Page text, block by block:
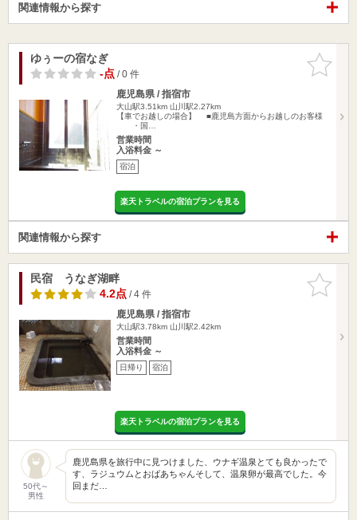
関連情報から探す
お気に入
りに追加
ゆぅーの宿なぎ
-点/ 0 件
鹿児島県 / 指宿市
大山駅3.51km 山川駅2.27km
【車でお越しの場合】 ■鹿児島方面からお越しのお客様
・国…
営業時間
入浴料金 ～
宿泊
楽天トラベルの宿泊プランを見る
関連情報から探す
お気に入
りに追加
民宿 うなぎ湖畔
4.2点/ 4 件
鹿児島県 / 指宿市
大山駅3.78km 山川駅2.42km
営業時間
入浴料金 ～
日帰り 宿泊
楽天トラベルの宿泊プランを見る
50代～
男性
鹿児島県を旅行中に見つけました、ウナギ温泉とても良かったで
す、ラジュウムとおばあちゃんそして、温泉卵が最高でした。今
回まだ…